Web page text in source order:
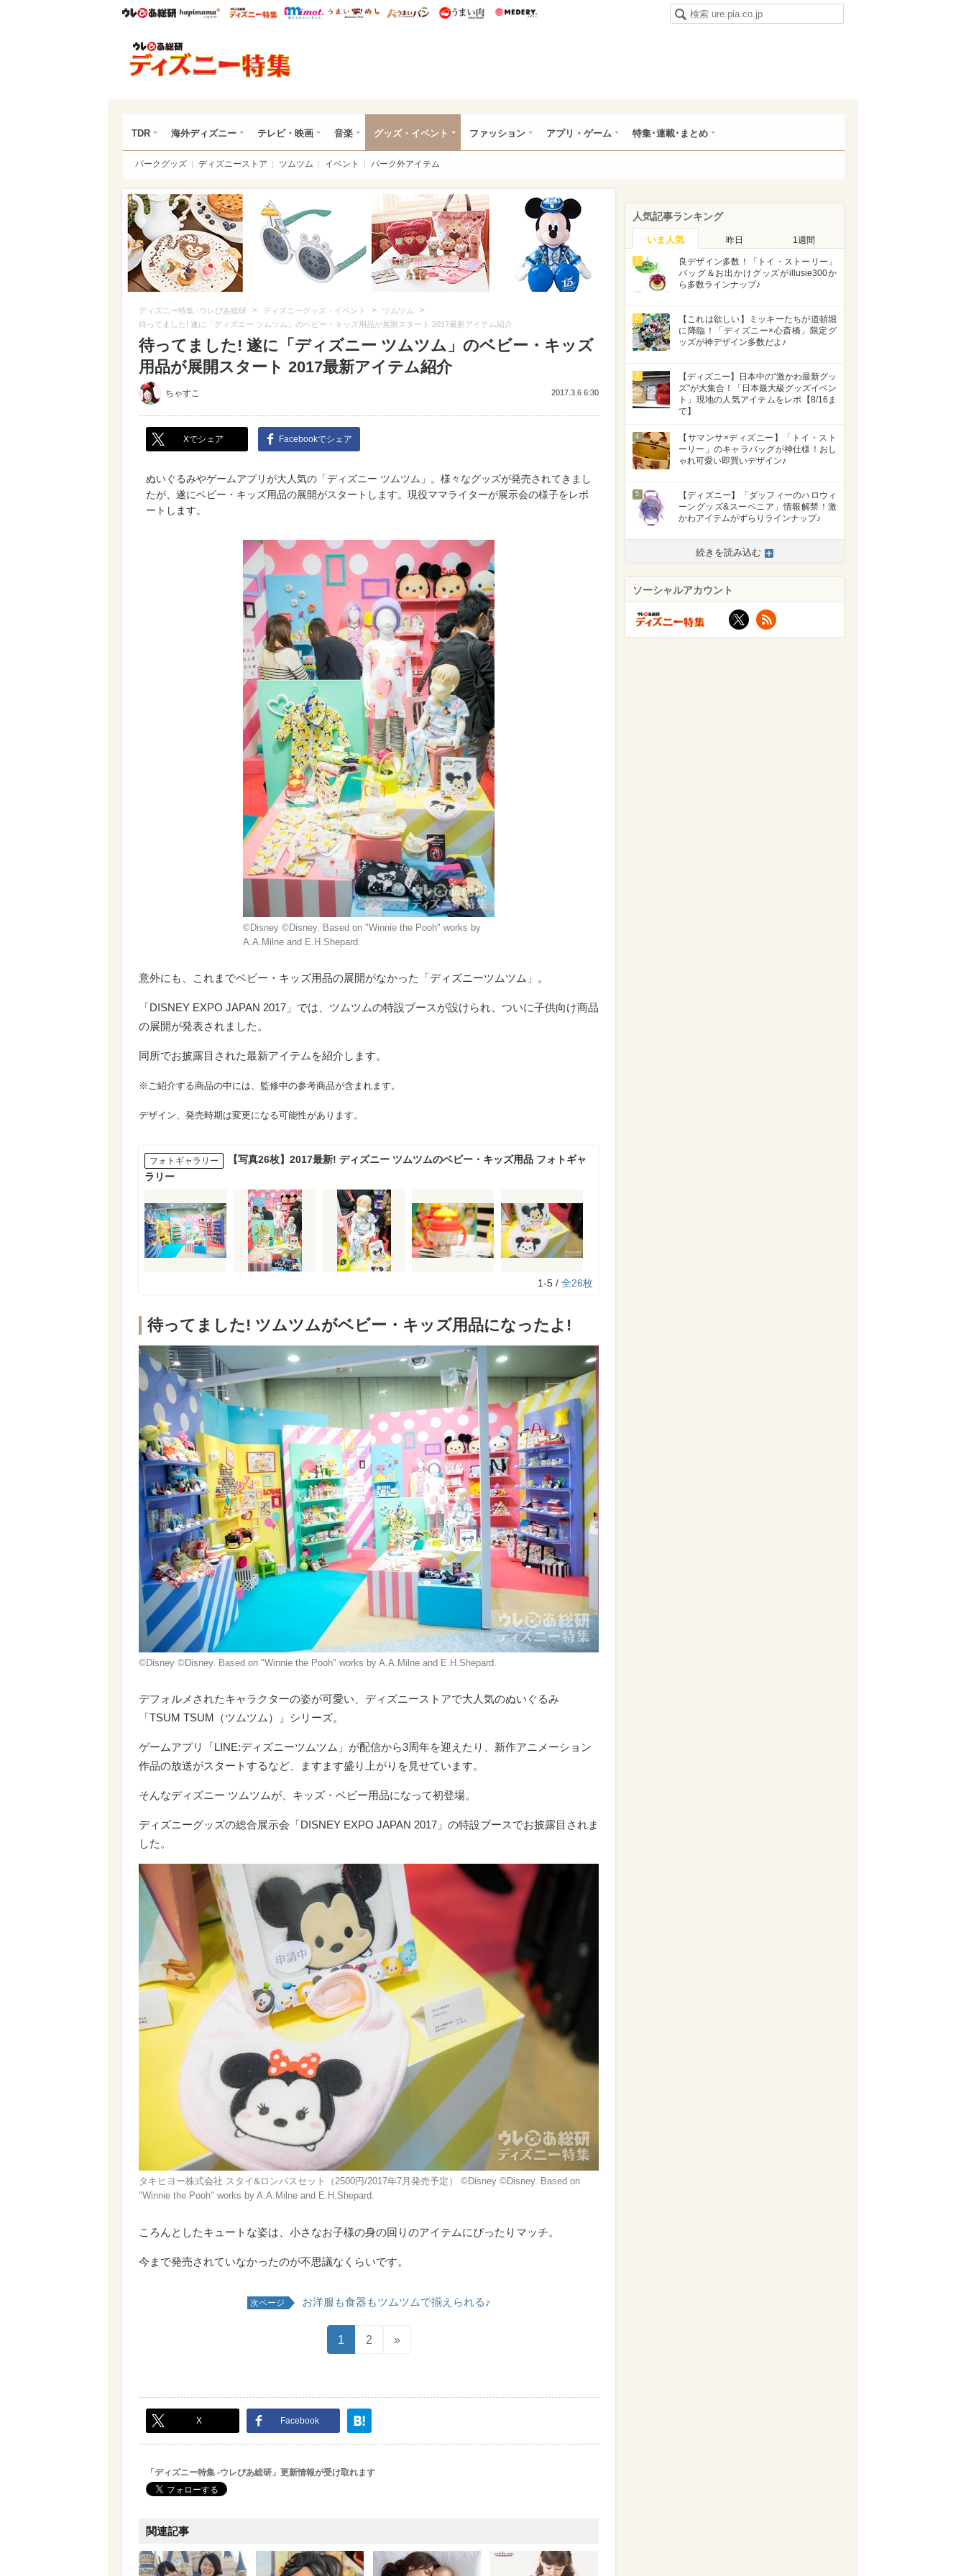
ウレぴあ総研ハピママ* ウレぴあ総研 ディズニー特集
mimot. うまいめし うまいパン うまい肉
TDR 海外ディズニー テレビ・映画 音楽 グッズ・イベント ファッション アプリ・ゲーム 特集･連載･まとめ
パークグッズ ディズニーストア ツムツム イベント パーク外アイテム
ディズニー特集 -ウレぴあ総研 > ディズニーグッズ・イベント > ツムツム >
待ってました! 遂に「ディズニー ツムツム」のベビー・キッズ用品が展開スタート 2017最新アイテム紹介
待ってました! 遂に「ディズニー ツムツム」のベビー・キッズ
用品が展開スタート 2017最新アイテム紹介
ちゃすこ 2017.3.6 6:30
Xでシェア Facebookでシェア
ぬいぐるみやゲームアプリが大人気の「ディズニー ツムツム」。様々なグッズが発売されてきまし
たが、遂にベビー・キッズ用品の展開がスタートします。現役ママライターが展示会の様子をレポ
ートします。
©Disney ©︎Disney. Based on "Winnie the Pooh" works by
A.A.Milne and E.H.Shepard.
意外にも、これまでベビー・キッズ用品の展開がなかった「ディズニーツムツム」。
「DISNEY EXPO JAPAN 2017」では、ツムツムの特設ブースが設けられ、ついに子供向け商品
の展開が発表されました。
同所でお披露目された最新アイテムを紹介します。
※ご紹介する商品の中には、監修中の参考商品が含まれます。
デザイン、発売時期は変更になる可能性があります。
フォトギャラリー
【写真26枚】2017最新! ディズニー ツムツムのベビー・キッズ用品 フォトギャ
ラリー
1-5 / 全26枚
待ってました! ツムツムがベビー・キッズ用品になったよ!
©Disney ©︎Disney. Based on "Winnie the Pooh" works by A.A.Milne and E.H.Shepard.
デフォルメされたキャラクターの姿が可愛い、ディズニーストアで大人気のぬいぐるみ
「TSUM TSUM（ツムツム）」シリーズ。
ゲームアプリ「LINE:ディズニーツムツム」が配信から3周年を迎えたり、新作アニメーション
作品の放送がスタートするなど、ますます盛り上がりを見せています。
そんなディズニー ツムツムが、キッズ・ベビー用品になって初登場。
ディズニーグッズの総合展示会「DISNEY EXPO JAPAN 2017」の特設ブースでお披露目されま
した。
タキヒヨー株式会社 スタイ&ロンパスセット（2500円/2017年7月発売予定） ©Disney ©︎Disney. Based on
"Winnie the Pooh" works by A.A.Milne and E.H.Shepard.
ころんとしたキュートな姿は、小さなお子様の身の回りのアイテムにぴったりマッチ。
今まで発売されていなかったのが不思議なくらいです。
次ページ お洋服も食器もツムツムで揃えられる♪
1 2 »
X Facebook
「ディズニー特集 -ウレぴあ総研」更新情報が受け取れます
関連記事
人気記事ランキング
いま人気 昨日 1週間
1
良デザイン多数！「トイ・ストーリー」
バッグ＆お出かけグッズがillusie300か
ら多数ラインナップ♪
2
【これは欲しい】ミッキーたちが道頓堀
に降臨！「ディズニー×心斎橋」限定グ
ッズが神デザイン多数だよ♪
3
【ディズニー】日本中の“激かわ最新グッ
ズ”が大集合！「日本最大級グッズイベン
ト」現地の人気アイテムをレポ【8/16ま
で】
4
【サマンサ×ディズニー】「トイ・スト
ーリー」のキャラバッグが神仕様！おし
ゃれ可愛い即買いデザイン♪
5
【ディズニー】「ダッフィーのハロウィ
ーングッズ&スーベニア」情報解禁！激
かわアイテムがずらりラインナップ♪
続きを読み込む
ソーシャルアカウント
X